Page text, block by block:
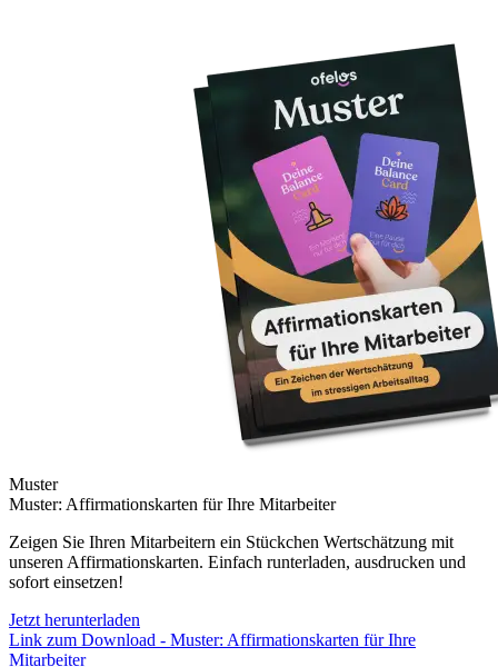
Muster
Muster: Affirmationskarten für Ihre Mitarbeiter
Zeigen Sie Ihren Mitarbeitern ein Stückchen Wertschätzung mit
unseren Affirmationskarten. Einfach runterladen, ausdrucken und
sofort einsetzen!
Jetzt herunterladen
Link zum Download - Muster: Affirmationskarten für Ihre
Mitarbeiter